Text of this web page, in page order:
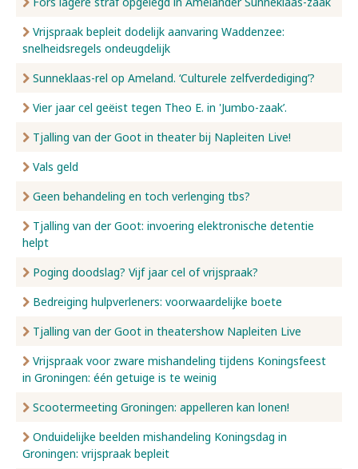
Vrijspraak bepleit dodelijk aanvaring Waddenzee:
snelheidsregels ondeugdelijk
Sunneklaas-rel op Ameland. ‘Culturele zelfverdediging’?
Vier jaar cel geëist tegen Theo E. in 'Jumbo-zaak’.
Tjalling van der Goot in theater bij Napleiten Live!
Vals geld
Geen behandeling en toch verlenging tbs?
Tjalling van der Goot: invoering elektronische detentie
helpt
Poging doodslag? Vijf jaar cel of vrijspraak?
Bedreiging hulpverleners: voorwaardelijke boete
Tjalling van der Goot in theatershow Napleiten Live
Vrijspraak voor zware mishandeling tijdens Koningsfeest
in Groningen: één getuige is te weinig
Scootermeeting Groningen: appelleren kan lonen!
Onduidelijke beelden mishandeling Koningsdag in
Groningen: vrijspraak bepleit